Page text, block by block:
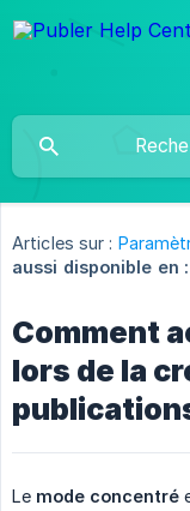
Articles sur :
aussi disponible en :
Comment
lors de la
Le mode concentré